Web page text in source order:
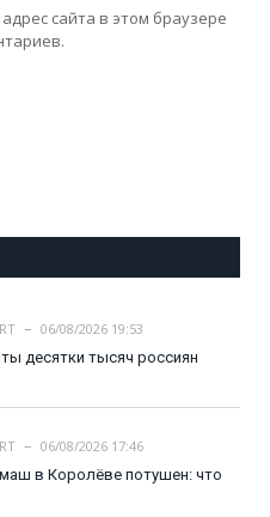
сайта в этом браузере
06/08/2026 19:53
десятки тысяч россиян
06/08/2026 17:46
в Королёве потушен: что